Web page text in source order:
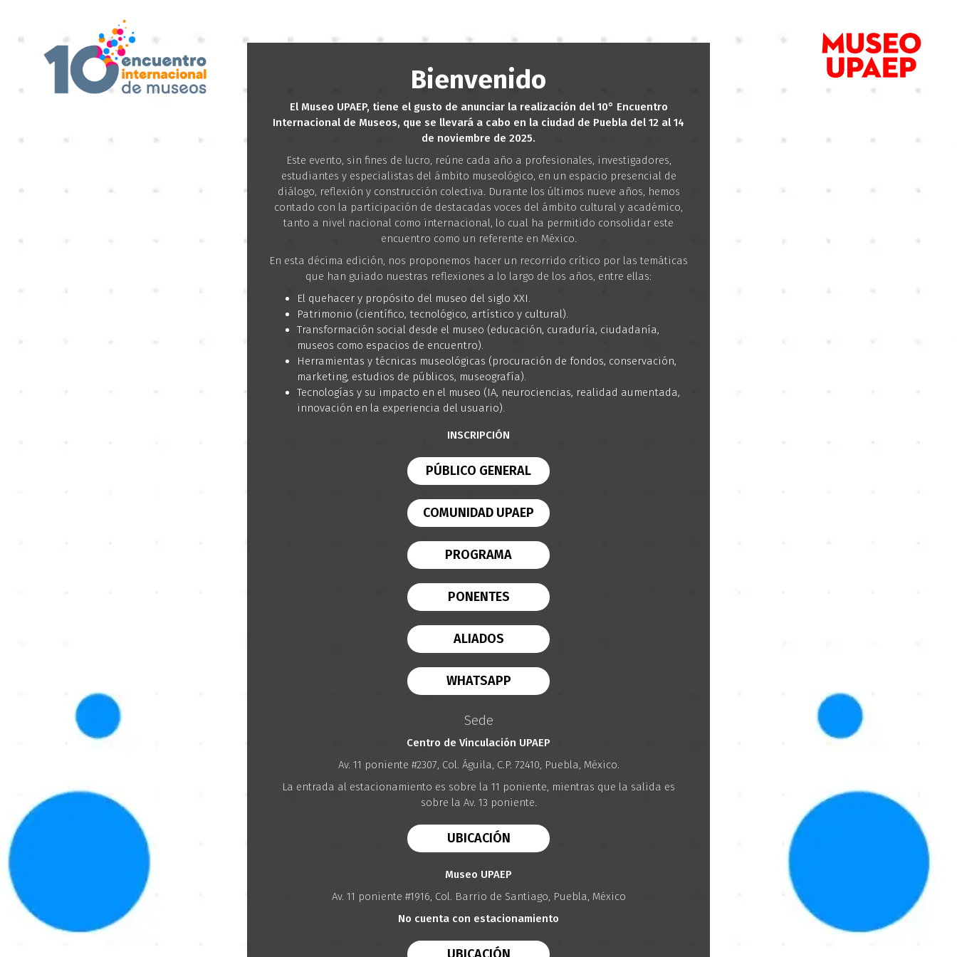
Bienvenido
El Museo UPAEP, tiene el gusto de anunciar la realización del 10° Encuentro
Internacional de Museos, que se llevará a cabo en la ciudad de Puebla del 12 al 14
de noviembre de 2025.
Este evento, sin fines de lucro, reúne cada año a profesionales, investigadores,
estudiantes y especialistas del ámbito museológico, en un espacio presencial de
diálogo, reflexión y construcción colectiva. Durante los últimos nueve años, hemos
contado con la participación de destacadas voces del ámbito cultural y académico,
tanto a nivel nacional como internacional, lo cual ha permitido consolidar este
encuentro como un referente en México.
En esta décima edición, nos proponemos hacer un recorrido crítico por las temáticas
que han guiado nuestras reflexiones a lo largo de los años, entre ellas:
El quehacer y propósito del museo del siglo XXI.
Patrimonio (científico, tecnológico, artístico y cultural).
Transformación social desde el museo (educación, curaduría, ciudadanía,
museos como espacios de encuentro).
Herramientas y técnicas museológicas (procuración de fondos, conservación,
marketing, estudios de públicos, museografía).
Tecnologías y su impacto en el museo (IA, neurociencias, realidad aumentada,
innovación en la experiencia del usuario).
INSCRIPCIÓN
PÚBLICO GENERAL
COMUNIDAD UPAEP
PROGRAMA
PONENTES
ALIADOS
WHATSAPP
Sede
Centro de Vinculación UPAEP
Av. 11 poniente #2307, Col. Águila, C.P. 72410, Puebla, México.
La entrada al estacionamiento es sobre la 11 poniente, mientras que la salida es
sobre la Av. 13 poniente.
UBICACIÓN
Museo UPAEP
Av. 11 poniente #1916, Col. Barrio de Santiago, Puebla, México
No cuenta con estacionamiento